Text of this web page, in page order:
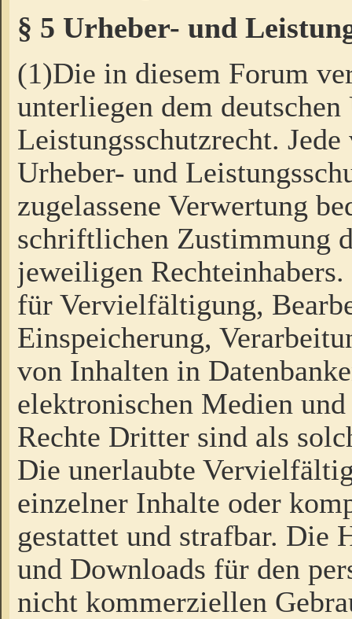
§ 5 Urheber- und
(1)Die in diesem Forum
unterliegen dem
Leistungsschutzrecht.
Urheber- und
zugelassene Verwertung
schriftlichen Zustimmung
jeweiligen
für Vervielfältigung,
Einspeicherung,
von Inhalten in
elektronischen Medien
Rechte Dritter sind als
Die unerlaubte
einzelner Inhalte oder
gestattet und strafbar. Die
und Downloads für den
nicht kommerziellen